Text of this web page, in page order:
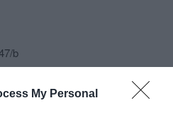
My Personal
b